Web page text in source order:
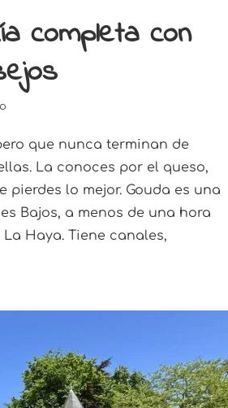
completa con
que nunca terminan de
La conoces por el queso,
pierdes lo mejor. Gouda es una
Bajos, a menos de una hora
Haya. Tiene canales,